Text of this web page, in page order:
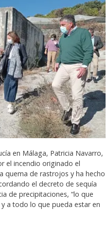
en Málaga, Patricia Navarro,
el incendio originado el
quema de rastrojos y ha hecho
el decreto de sequía
de precipitaciones, “lo que
a todo lo que pueda estar en